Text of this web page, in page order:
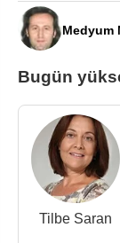
Medyum
Bugün
Tilbe Saran